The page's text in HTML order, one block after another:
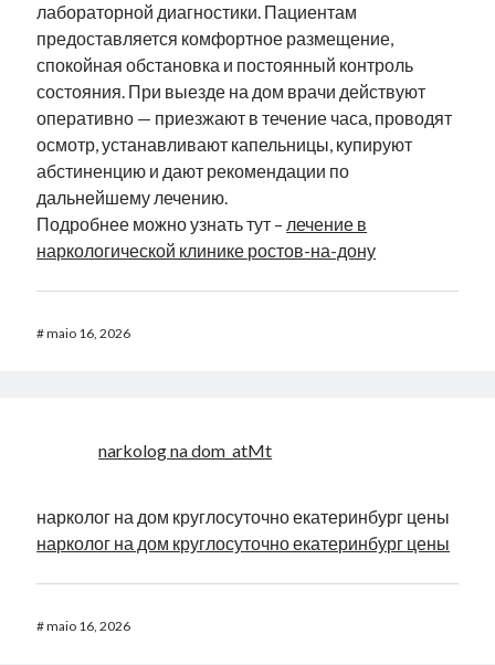
лабораторной диагностики. Пациентам
предоставляется комфортное размещение,
спокойная обстановка и постоянный контроль
состояния. При выезде на дом врачи действуют
оперативно — приезжают в течение часа, проводят
осмотр, устанавливают капельницы, купируют
абстиненцию и дают рекомендации по
дальнейшему лечению.
Подробнее можно узнать тут – лечение в
наркологической клинике ростов-на-дону
#maio 16, 2026
narkolog na dom_atMt
нарколог на дом круглосуточно екатеринбург цены
нарколог на дом круглосуточно екатеринбург цены
#maio 16, 2026